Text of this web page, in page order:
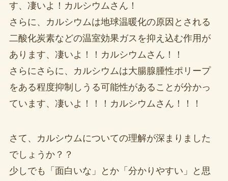
す、凄いよ！カルシウムさん！
さらに、カルシウムは地球温暖化の原因とされる
二酸化炭素などの温室効果ガスを抑え込む作用が
あります、凄いよ！！カルシウムさん！！
さらにさらに、カルシウムは大腸腺腫性ポリープ
をある程度抑制しうる可能性があることが分かっ
ています、凄いよ！！！カルシウムさん！！！
さて、カルシウムについての理解が深まりました
でしょうか？？
少しでも「面白いな」とか「分かりやすい」と思